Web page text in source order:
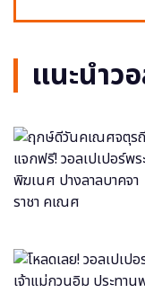
แนะนำว